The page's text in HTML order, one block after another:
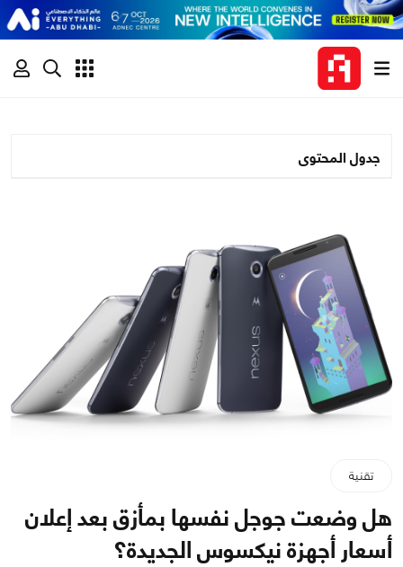
جدول المحتوى
تقنية
هل وضعت جوجل نفسها بمأزق بعد إعلان
أسعار أجهزة نيكسوس الجديدة؟